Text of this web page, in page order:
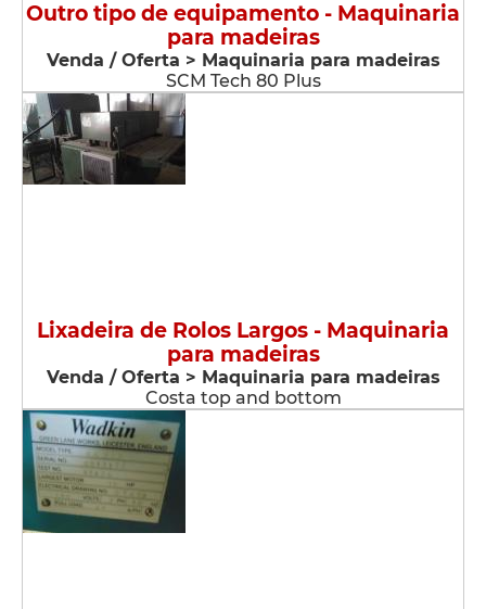
Outro tipo de equipamento - Maquinaria
para madeiras
Venda / Oferta > Maquinaria para madeiras
SCM Tech 80 Plus
Lixadeira de Rolos Largos - Maquinaria
para madeiras
Venda / Oferta > Maquinaria para madeiras
Costa top and bottom